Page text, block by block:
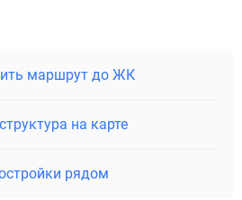
маршрут до ЖК
на карте
рядом